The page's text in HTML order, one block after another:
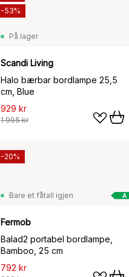
På lager
Scandi Living
Halo bærbar bordlampe 25,5
cm, Blue
929 kr
1 995 kr
-53%
A
Bare et fåtall igjen
Fermob
Balad2 portabel bordlampe,
Bamboo, 25 cm
792 kr
-20%